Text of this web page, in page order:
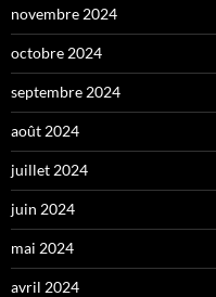
novembre 2024
octobre 2024
septembre 2024
août 2024
juillet 2024
juin 2024
mai 2024
avril 2024